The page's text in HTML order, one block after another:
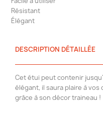
Résistant
Élégant
DESCRIPTION DÉTAILLÉE
Cet étui peut contenir
élégant, il saura plaire à
grâce à son décor traineau !